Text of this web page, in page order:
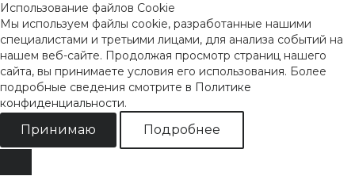
Использование файлов Cookie
Мы используем файлы cookie, разработанные нашими
специалистами и третьими лицами, для анализа событий на
нашем веб-сайте. Продолжая просмотр страниц нашего
сайта, вы принимаете условия его использования. Более
подробные сведения смотрите в Политике
конфиденциальности.
Принимаю Подробнее